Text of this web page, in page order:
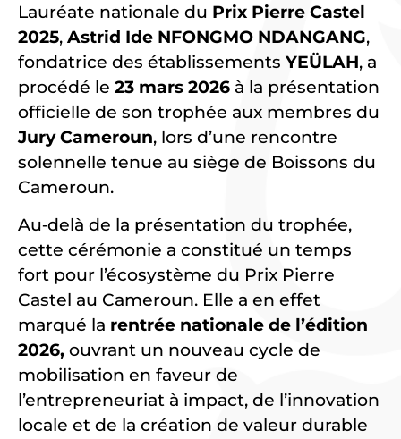
Lauréate nationale du Prix Pierre Castel
2025, Astrid Ide NFONGMO NDANGANG,
fondatrice des établissements YEÜLAH, a
procédé le 23 mars 2026 à la présentation
officielle de son trophée aux membres du
Jury Cameroun, lors d’une rencontre
solennelle tenue au siège de Boissons du
Cameroun.
Au‑delà de la présentation du trophée,
cette cérémonie a constitué un temps
fort pour l’écosystème du Prix Pierre
Castel au Cameroun. Elle a en effet
marqué la rentrée nationale de l’édition
2026, ouvrant un nouveau cycle de
mobilisation en faveur de
l’entrepreneuriat à impact, de l’innovation
locale et de la création de valeur durable